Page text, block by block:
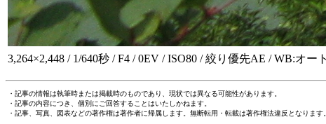
3,264×2,448 / 1/640秒 / F4 / 0EV / ISO80 / 絞り優先AE / WB:オー
・記事の情報は執筆時または掲載時のものであり、現状では異なる可能性があります。
・記事の内容につき、個別にご回答することはいたしかねます。
・記事、写真、図表などの著作権は著作者に帰属します。無断転用・転載は著作権法違反となりま